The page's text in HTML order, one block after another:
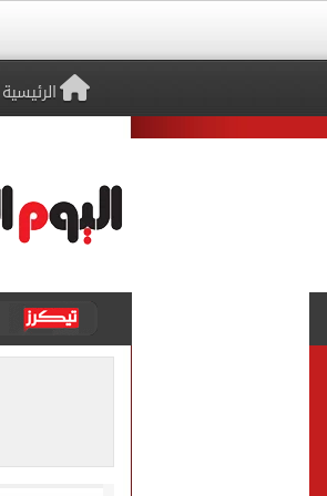
الرئيسية